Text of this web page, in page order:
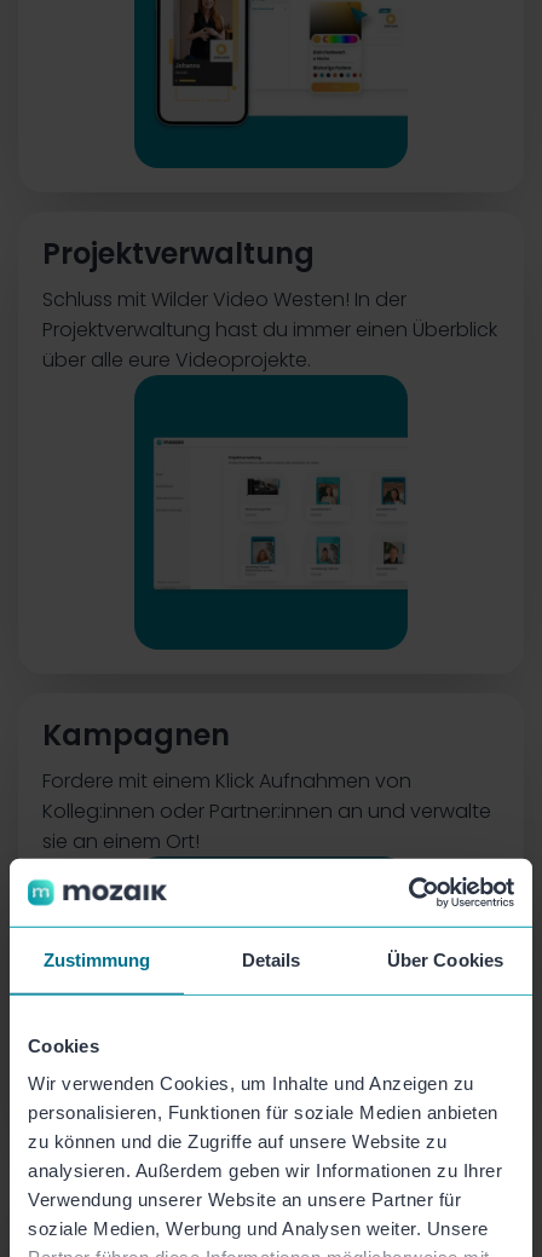
Zustimmung Details Über Cookies
Cookies
Wir verwenden Cookies, um Inhalte und Anzeigen zu
personalisieren, Funktionen für soziale Medien anbieten
zu können und die Zugriffe auf unsere Website zu
analysieren. Außerdem geben wir Informationen zu Ihrer
Verwendung unserer Website an unsere Partner für
soziale Medien, Werbung und Analysen weiter. Unsere
Projektverwaltung
Schluss mit Wilder Video Westen! In der
Projektverwaltung hast du immer einen Überblick
über alle eure Videoprojekte.
Kampagnen
Fordere mit einem Klick Aufnahmen von
Kolleg:innen oder Partner:innen an und verwalte
sie an einem Ort!
Vorlagen-Builder